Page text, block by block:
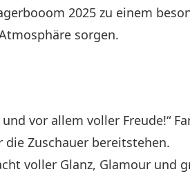
2025 zu einem
sorgen.
vor allem voller Freude!“
die Zuschauer bereitstehen.
voller Glanz, Glamour und